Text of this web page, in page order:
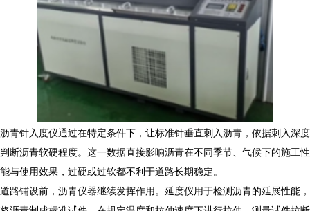
沥青针入度仪通过在特定条件下，让标准针垂直刺入沥青，依据刺入深度
判断沥青软硬程度。这一数据直接影响沥青在不同季节、气候下的施工性
能与使用效果，过硬或过软都不利于道路长期稳定。
道路铺设前，沥青仪器继续发挥作用。延度仪用于检测沥青的延展性能，